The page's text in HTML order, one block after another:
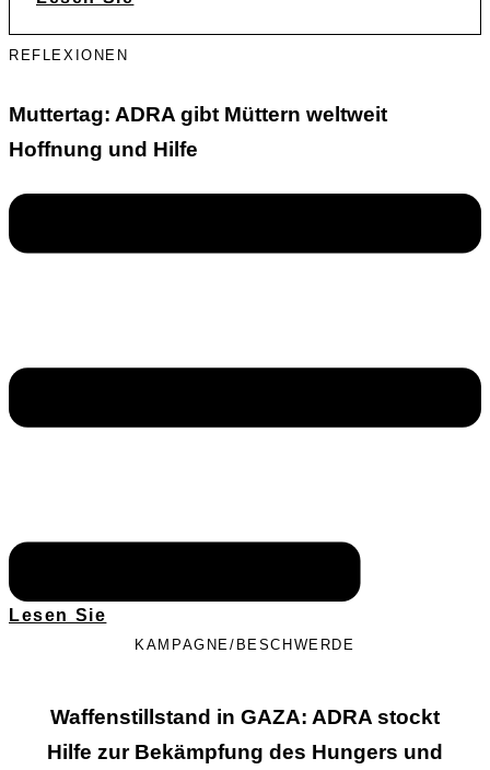
REFLEXIONEN
Muttertag: ADRA gibt Müttern weltweit
Hoffnung und Hilfe
Lesen Sie
KAMPAGNE/BESCHWERDE
Waffenstillstand in GAZA: ADRA stockt
Hilfe zur Bekämpfung des Hungers und